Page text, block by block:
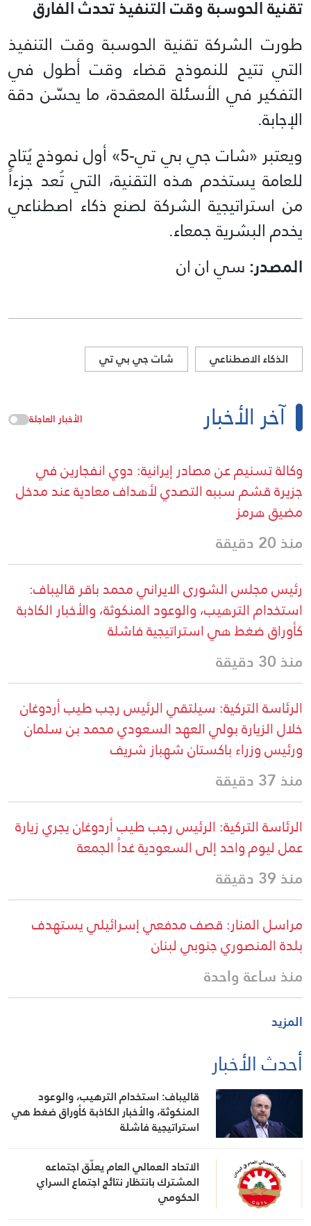
تقنية الحوسبة وقت التنفيذ تحدث الفارق
طورت الشركة تقنية الحوسبة وقت التنفيذ
التي تتيح للنموذج قضاء وقت أطول في
التفكير في الأسئلة المعقدة، ما يحسّن دقة
الإجابة.
ويعتبر «شات جي بي تي-5» أول نموذج يُتاح
للعامة يستخدم هذه التقنية، التي تُعد جزءاً
من استراتيجية الشركة لصنع ذكاء اصطناعي
يخدم البشرية جمعاء.
المصدر:سي ان ان
الذكاء الاصطناعي شات جي بي تي
آخر الأخبار الأخبار العاجلة
وكالة تسنيم عن مصادر إيرانية: دوي انفجارين في
جزيرة قشم سببه التصدي لأهداف معادية عند مدخل
مضيق هرمز
منذ 20 دقيقة
رئيس مجلس الشورى الايراني محمد باقر قاليباف:
استخدام الترهيب، والوعود المنكوثة، والأخبار الكاذبة
كأوراق ضغط هي استراتيجية فاشلة
منذ 30 دقيقة
الرئاسة التركية: سيلتقي الرئيس رجب طيب أردوغان
خلال الزيارة بولي العهد السعودي محمد بن سلمان
ورئيس وزراء باكستان شهباز شريف
منذ 37 دقيقة
الرئاسة التركية: الرئيس رجب طيب أردوغان يجري زيارة
عمل ليوم واحد إلى السعودية غداً الجمعة
منذ 39 دقيقة
مراسل المنار: قصف مدفعي إسرائيلي يستهدف
بلدة المنصوري جنوبي لبنان
منذ ساعة واحدة
المزيد
أحدث الأخبار
قاليباف: استخدام الترهيب، والوعود
المنكوثة، والأخبار الكاذبة كأوراق ضغط هي
استراتيجية فاشلة
الاتحاد العمالي العام يعلّق اجتماعه
المشترك بانتظار نتائج اجتماع السراي
الحكومي